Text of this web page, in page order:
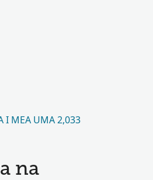
I MEA UMA 2,033
na